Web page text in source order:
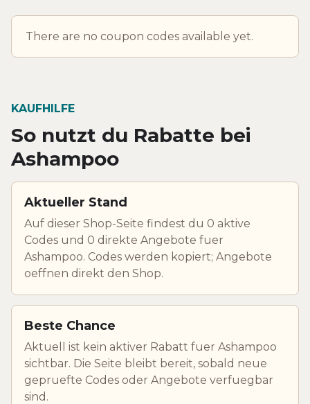
There are no coupon codes available yet.
KAUFHILFE
So nutzt du Rabatte bei
Ashampoo
Aktueller Stand
Auf dieser Shop-Seite findest du 0 aktive
Codes und 0 direkte Angebote fuer
Ashampoo. Codes werden kopiert; Angebote
oeffnen direkt den Shop.
Beste Chance
Aktuell ist kein aktiver Rabatt fuer Ashampoo
sichtbar. Die Seite bleibt bereit, sobald neue
gepruefte Codes oder Angebote verfuegbar
sind.